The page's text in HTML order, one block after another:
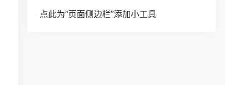
点此为“页面侧边栏”添加小工具